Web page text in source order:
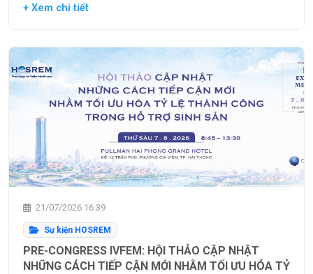
+ Xem chi tiết
21/07/2026 16:39
Sự kiện HOSREM
PRE-CONGRESS IVFEM: HỘI THẢO CẬP NHẬT
NHỮNG CÁCH TIẾP CẬN MỚI NHẰM TỐI ƯU HÓA TỶ